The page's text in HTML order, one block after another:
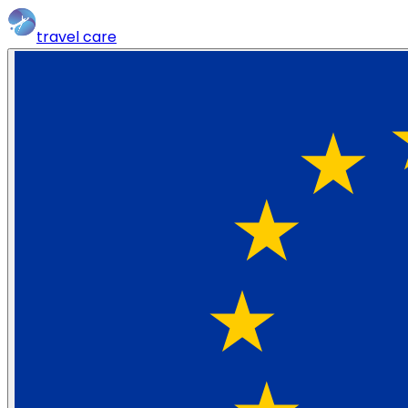
travelcare